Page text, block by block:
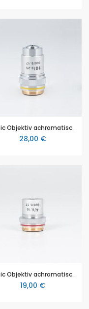
Motic Objektiv achromatisch 10X/0.25 (Motic SFC-100, F-11, Kolleg-SH)
28,00 €
Motic Objektiv achromatisch 4X/0.10 (Motic SFC-100, F-11, Kolleg-SH)
19,00 €